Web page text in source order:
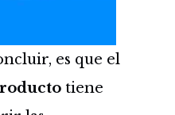
es que el
tiene